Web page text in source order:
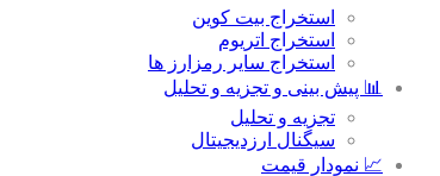
استخراج بیت کوین
استخراج اتریوم
استخراج سایر رمزارز ها
📊 پیش بینی و تجزیه و تحلیل
تجزیه و تحلیل
سیگنال ارزدیجیتال
📈 نمودار قیمت